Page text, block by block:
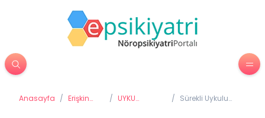
Anasayfa / Erişkin
/ UYKU
/ Sürekli Uykulu